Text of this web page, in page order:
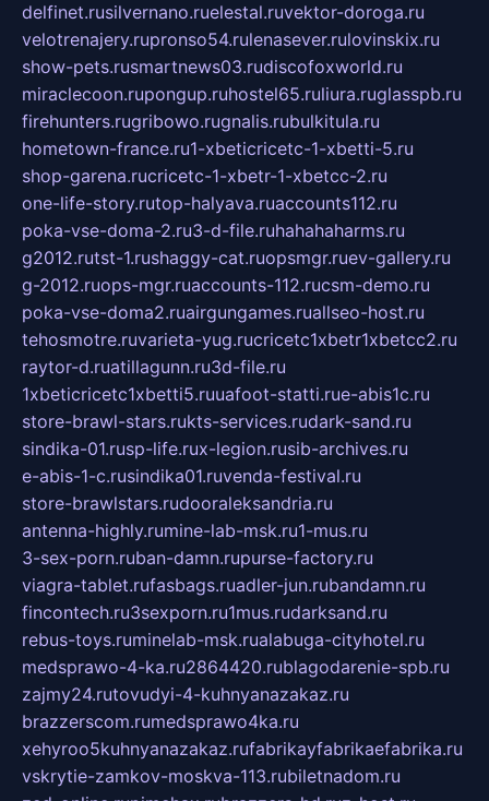
delfinet.rusilvernano.ruelestal.ruvektor-doroga.ru
velotrenajery.rupronso54.rulenasever.rulovinskix.ru
show-pets.rusmartnews03.rudiscofoxworld.ru
miraclecoon.rupongup.ruhostel65.ruliura.ruglasspb.ru
firehunters.rugribowo.rugnalis.rubulkitula.ru
hometown-france.ru1-xbeticricetc-1-xbetti-5.ru
shop-garena.rucricetc-1-xbetr-1-xbetcc-2.ru
one-life-story.rutop-halyava.ruaccounts112.ru
poka-vse-doma-2.ru3-d-file.ruhahahaharms.ru
g2012.rutst-1.rushaggy-cat.ruopsmgr.ruev-gallery.ru
g-2012.ruops-mgr.ruaccounts-112.rucsm-demo.ru
poka-vse-doma2.ruairgungames.ruallseo-host.ru
tehosmotre.ruvarieta-yug.rucricetc1xbetr1xbetcc2.ru
raytor-d.ruatillagunn.ru3d-file.ru
1xbeticricetc1xbetti5.ruuafoot-statti.rue-abis1c.ru
store-brawl-stars.rukts-services.rudark-sand.ru
sindika-01.rusp-life.rux-legion.rusib-archives.ru
e-abis-1-c.rusindika01.ruvenda-festival.ru
store-brawlstars.rudooraleksandria.ru
antenna-highly.rumine-lab-msk.ru1-mus.ru
3-sex-porn.ruban-damn.rupurse-factory.ru
viagra-tablet.rufasbags.ruadler-jun.rubandamn.ru
fincontech.ru3sexporn.ru1mus.rudarksand.ru
rebus-toys.ruminelab-msk.rualabuga-cityhotel.ru
medsprawo-4-ka.ru2864420.rublagodarenie-spb.ru
zajmy24.rutovudyi-4-kuhnyanazakaz.ru
brazzerscom.rumedsprawo4ka.ru
xehyroo5kuhnyanazakaz.rufabrikayfabrikaefabrika.ru
vskrytie-zamkov-moskva-113.rubiletnadom.ru